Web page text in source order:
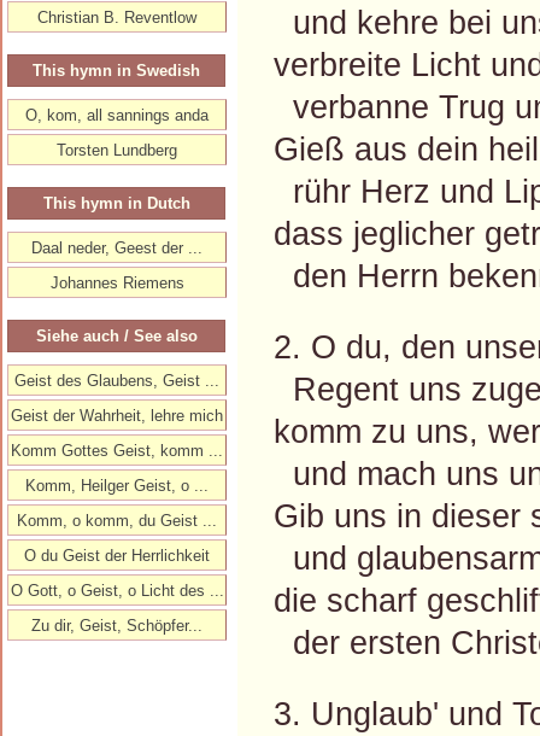
und kehre bei
verbreite Licht
verbanne Trug
Gieß aus dein
rühr Herz und
dass jeglicher
den Herrn
2. O du, den
Regent uns
komm zu uns,
und mach uns
Gib uns in dieser
und
die scharf
der ersten
3. Unglaub' und
Christian B. Reventlow
This hymn in Swedish
O, kom, all sannings anda
Torsten Lundberg
This hymn in Dutch
Daal neder, Geest der ...
Johannes Riemens
Siehe auch / See also
Geist des Glaubens, Geist ...
Geist der Wahrheit, lehre mich
Komm Gottes Geist, komm ...
Komm, Heilger Geist, o ...
Komm, o komm, du Geist ...
O du Geist der Herrlichkeit
O Gott, o Geist, o Licht des ...
Zu dir, Geist, Schöpfer...